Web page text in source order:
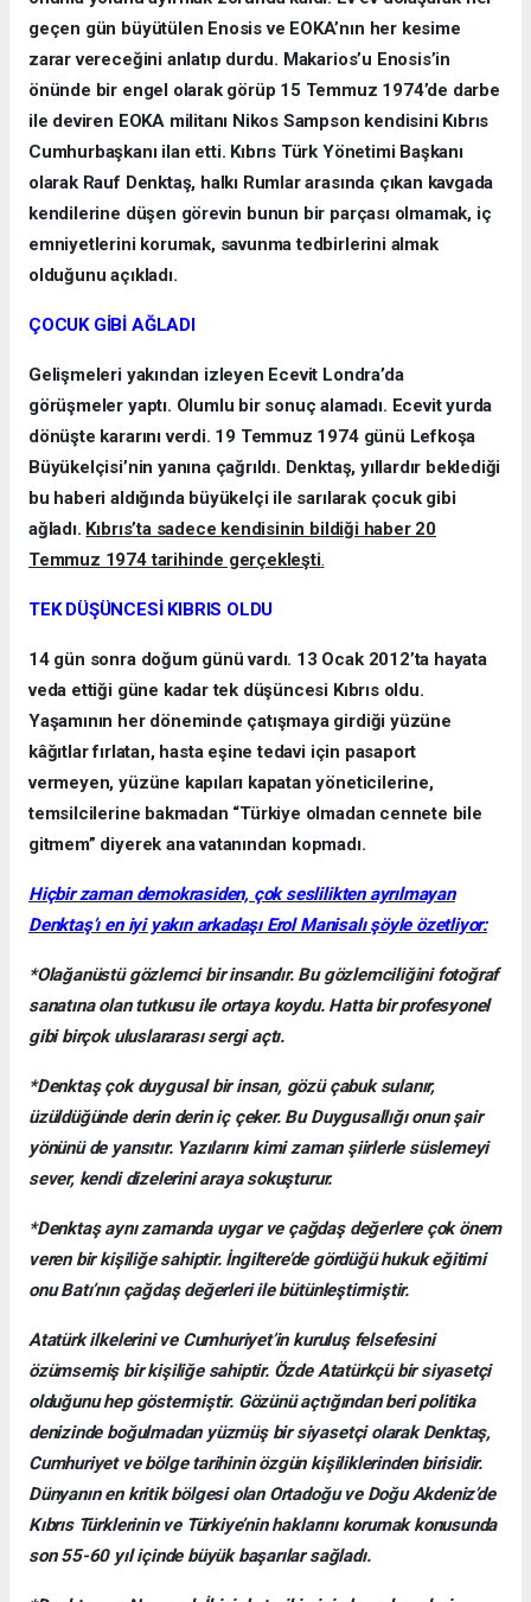
geçen gün büyütülen Enosis ve EOKA’nın her kesime
zarar vereceğini anlatıp durdu. Makarios’u Enosis’in
önünde bir engel olarak görüp 15 Temmuz 1974’de darbe
ile deviren EOKA militanı Nikos Sampson kendisini Kıbrıs
Cumhurbaşkanı ilan etti. Kıbrıs Türk Yönetimi Başkanı
olarak Rauf Denktaş, halkı Rumlar arasında çıkan kavgada
kendilerine düşen görevin bunun bir parçası olmamak, iç
emniyetlerini korumak, savunma tedbirlerini almak
olduğunu açıkladı.
ÇOCUK GİBİ AĞLADI
Gelişmeleri yakından izleyen Ecevit Londra’da
görüşmeler yaptı. Olumlu bir sonuç alamadı. Ecevit yurda
dönüşte kararını verdi. 19 Temmuz 1974 günü Lefkoşa
Büyükelçisi’nin yanına çağrıldı. Denktaş, yıllardır beklediği
bu haberi aldığında büyükelçi ile sarılarak çocuk gibi
ağladı. Kıbrıs’ta sadece kendisinin bildiği haber 20
Temmuz 1974 tarihinde gerçekleşti.
TEK DÜŞÜNCESİ KIBRIS OLDU
14 gün sonra doğum günü vardı. 13 Ocak 2012’ta hayata
veda ettiği güne kadar tek düşüncesi Kıbrıs oldu.
Yaşamının her döneminde çatışmaya girdiği yüzüne
kâğıtlar fırlatan, hasta eşine tedavi için pasaport
vermeyen, yüzüne kapıları kapatan yöneticilerine,
temsilcilerine bakmadan “Türkiye olmadan cennete bile
gitmem” diyerek ana vatanından kopmadı.
Hiçbir zaman demokrasiden, çok seslilikten ayrılmayan
Denktaş’ı en iyi yakın arkadaşı Erol Manisalı şöyle özetliyor:
*Olağanüstü gözlemci bir insandır. Bu gözlemciliğini fotoğraf
sanatına olan tutkusu ile ortaya koydu. Hatta bir profesyonel
gibi birçok uluslararası sergi açtı.
*Denktaş çok duygusal bir insan, gözü çabuk sulanır,
üzüldüğünde derin derin iç çeker. Bu Duygusallığı onun şair
yönünü de yansıtır. Yazılarını kimi zaman şiirlerle süslemeyi
sever, kendi dizelerini araya sokuşturur.
*Denktaş aynı zamanda uygar ve çağdaş değerlere çok önem
veren bir kişiliğe sahiptir. İngiltere’de gördüğü hukuk eğitimi
onu Batı’nın çağdaş değerleri ile bütünleştirmiştir.
Atatürk ilkelerini ve Cumhuriyet’in kuruluş felsefesini
özümsemiş bir kişiliğe sahiptir. Özde Atatürkçü bir siyasetçi
olduğunu hep göstermiştir. Gözünü açtığından beri politika
denizinde boğulmadan yüzmüş bir siyasetçi olarak Denktaş,
Cumhuriyet ve bölge tarihinin özgün kişiliklerinden birisidir.
Dünyanın en kritik bölgesi olan Ortadoğu ve Doğu Akdeniz’de
Kıbrıs Türklerinin ve Türkiye’nin haklarını korumak konusunda
son 55-60 yıl içinde büyük başarılar sağladı.